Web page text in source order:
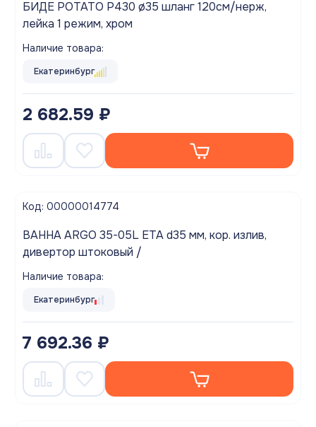
БИДЕ POTATO P430 ø35 шланг 120см/нерж,
лейка 1 режим, хром
Наличие товара:
Екатеринбург
2 682.59 ₽
Код: 00000014774
ВАННА ARGO 35-05L ETA d35 мм, кор. излив,
дивертор штоковый /
Наличие товара:
Екатеринбург
7 692.36 ₽